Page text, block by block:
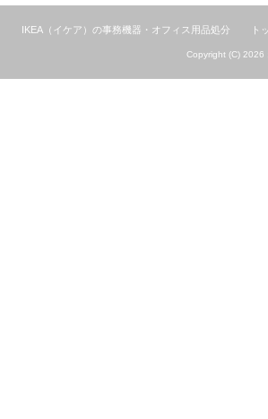
IKEA（イケア）の事務機器・オフィス用品処分 ト
Copyright (C) 2026